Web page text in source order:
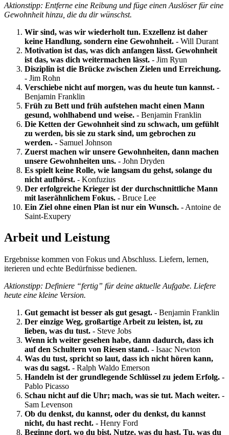
Aktionstipp: Entferne eine Reibung und füge einen Auslöser für eine
Gewohnheit hinzu, die du dir wünschst.
Wir sind, was wir wiederholt tun. Exzellenz ist daher
keine Handlung, sondern eine Gewohnheit. - Will Durant
Motivation ist das, was dich anfangen lässt. Gewohnheit
ist das, was dich weitermachen lässt. - Jim Ryun
Disziplin ist die Brücke zwischen Zielen und Erreichung.
- Jim Rohn
Verschiebe nicht auf morgen, was du heute tun kannst. -
Benjamin Franklin
Früh zu Bett und früh aufstehen macht einen Mann
gesund, wohlhabend und weise. - Benjamin Franklin
Die Ketten der Gewohnheit sind zu schwach, um gefühlt
zu werden, bis sie zu stark sind, um gebrochen zu
werden. - Samuel Johnson
Zuerst machen wir unsere Gewohnheiten, dann machen
unsere Gewohnheiten uns. - John Dryden
Es spielt keine Rolle, wie langsam du gehst, solange du
nicht aufhörst. - Konfuzius
Der erfolgreiche Krieger ist der durchschnittliche Mann
mit laserähnlichem Fokus. - Bruce Lee
Ein Ziel ohne einen Plan ist nur ein Wunsch. - Antoine de
Saint-Exupery
Arbeit und Leistung
Ergebnisse kommen von Fokus und Abschluss. Liefern, lernen,
iterieren und echte Bedürfnisse bedienen.
Aktionstipp: Definiere “fertig” für deine aktuelle Aufgabe. Liefere
heute eine kleine Version.
Gut gemacht ist besser als gut gesagt. - Benjamin Franklin
Der einzige Weg, großartige Arbeit zu leisten, ist, zu
lieben, was du tust. - Steve Jobs
Wenn ich weiter gesehen habe, dann dadurch, dass ich
auf den Schultern von Riesen stand. - Isaac Newton
Was du tust, spricht so laut, dass ich nicht hören kann,
was du sagst. - Ralph Waldo Emerson
Handeln ist der grundlegende Schlüssel zu jedem Erfolg. -
Pablo Picasso
Schau nicht auf die Uhr; mach, was sie tut. Mach weiter. -
Sam Levenson
Ob du denkst, du kannst, oder du denkst, du kannst
nicht, du hast recht. - Henry Ford
Beginne dort, wo du bist. Nutze, was du hast. Tu, was du